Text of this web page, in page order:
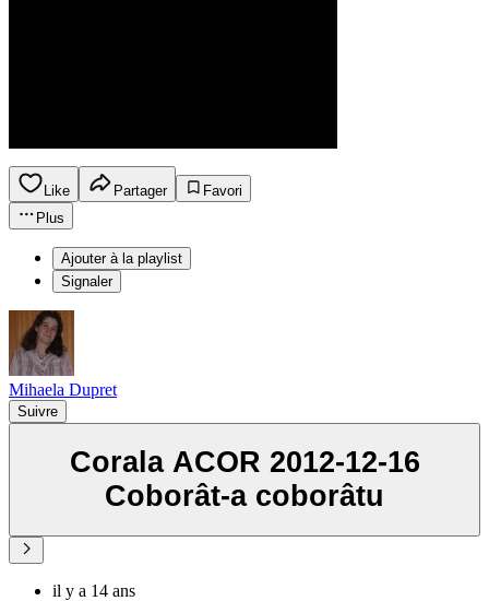
Like Partager
Favori
Plus
Ajouter à la playlist
Signaler
Mihaela Dupret
Suivre
Corala ACOR 2012-12-16
Coborât-a coborâtu
il y a 14 ans